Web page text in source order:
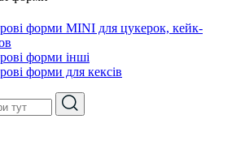
форми MINI для цукерок, кейк-
форми інші
форми для кексів